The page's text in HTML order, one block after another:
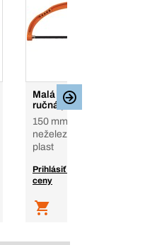
Malá ergonomická
ručná píla
150 mm, Na železné a
neželezné kovy, PVC,
plast
Prihlásiť sa a zobraziť
ceny